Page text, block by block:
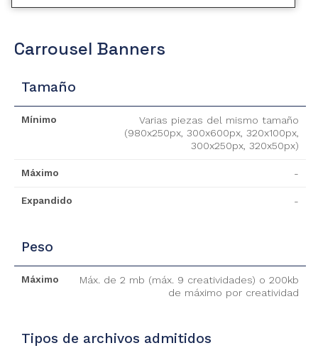
Carrousel Banners
Tamaño
Mínimo
Varias piezas del mismo tamaño
(980x250px, 300x600px, 320x100px,
300x250px, 320x50px)
Máximo -
Expandido -
Peso
Máximo
Máx. de 2 mb (máx. 9 creatividades) o 200kb
de máximo por creatividad
Tipos de archivos admitidos